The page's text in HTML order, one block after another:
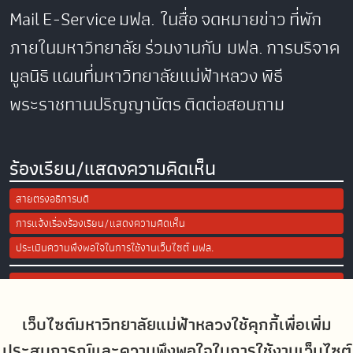
เว็บไซต์มหาวิทยาลัยแม่ฟ้าหลวงใช้คุกกี้เพื่อเพิ่ม
MailE-Serviceมฟล. ในสื่อจดหมายข่าวที่พัก
ภายในมหาวิทยาลัยร่วมงานกับ มฟล.การบริจาค
มูลนิธิแผนที่มหาวิทยาลัยแม่ฟ้าหลวงพิธี
พระราชทานปริญญาบัตรติดต่อสอบถาม
ร้องเรียน/แสดงความคิดเห็น
สายตรงอธิการบดี
การแจ้งเรื่องร้องเรียน/แสดงความคิดเห็น
ประเมินความพึงพอใจในการใช้งานเว็บไซต์ มฟล.
Site Map
Social Media